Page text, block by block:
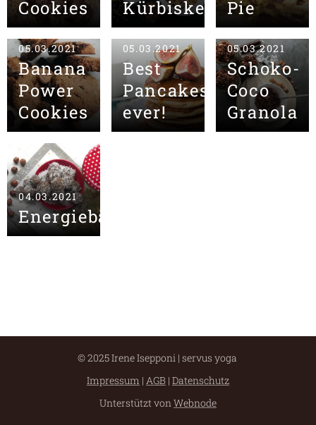
Cookies
Kürbiskernen
Pie
05.03.2021
Banana
Power
Cookies
05.03.2021
Best
Pancakes
ever!
05.03.2021
Schoko-
Coco
Granola
04.03.2021
Energiebällchen
© 2025 Irene Isepponi | servus yoga
Impressum | AGB | Datenschutz
Unterstützt vonWebnode